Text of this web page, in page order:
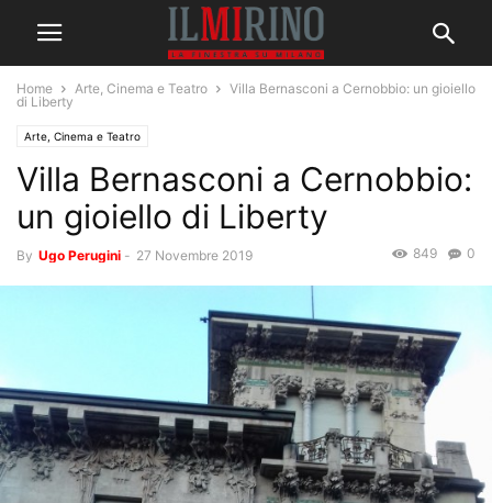
Home Arte, Cinema e Teatro
Villa Bernasconi a Cernobbio: un gioiello
di Liberty
Arte, Cinema e Teatro
Villa Bernasconi a Cernobbio:
un gioiello di Liberty
By Ugo Perugini - 27 Novembre 2019 0
849